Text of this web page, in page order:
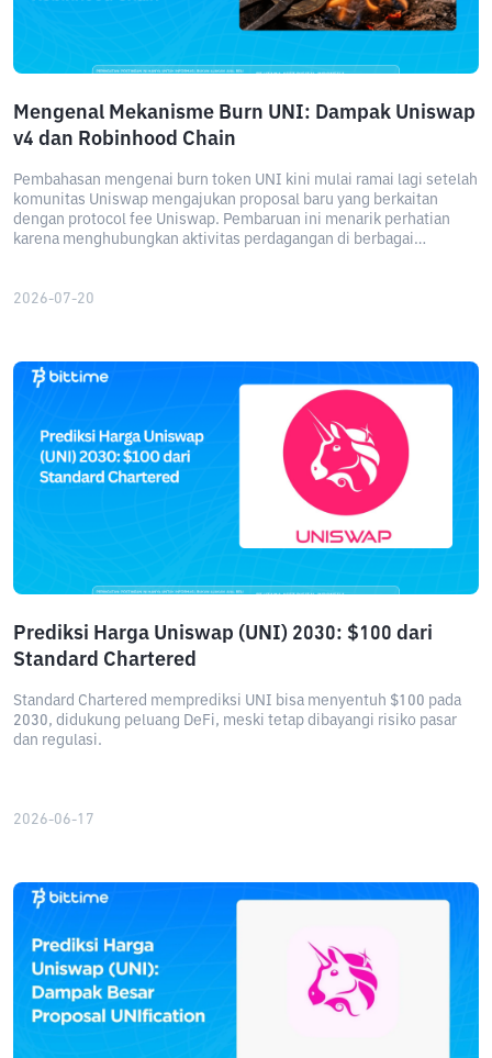
Mengenal Mekanisme Burn UNI: Dampak Uniswap
v4 dan Robinhood Chain
Pembahasan mengenai burn token UNI kini mulai ramai lagi setelah
komunitas Uniswap mengajukan proposal baru yang berkaitan
dengan protocol fee Uniswap. Pembaruan ini menarik perhatian
karena menghubungkan aktivitas perdagangan di berbagai
2026-07-20
Prediksi Harga Uniswap (UNI) 2030: $100 dari
Standard Chartered
Standard Chartered memprediksi UNI bisa menyentuh $100 pada
2030, didukung peluang DeFi, meski tetap dibayangi risiko pasar
dan regulasi.
2026-06-17